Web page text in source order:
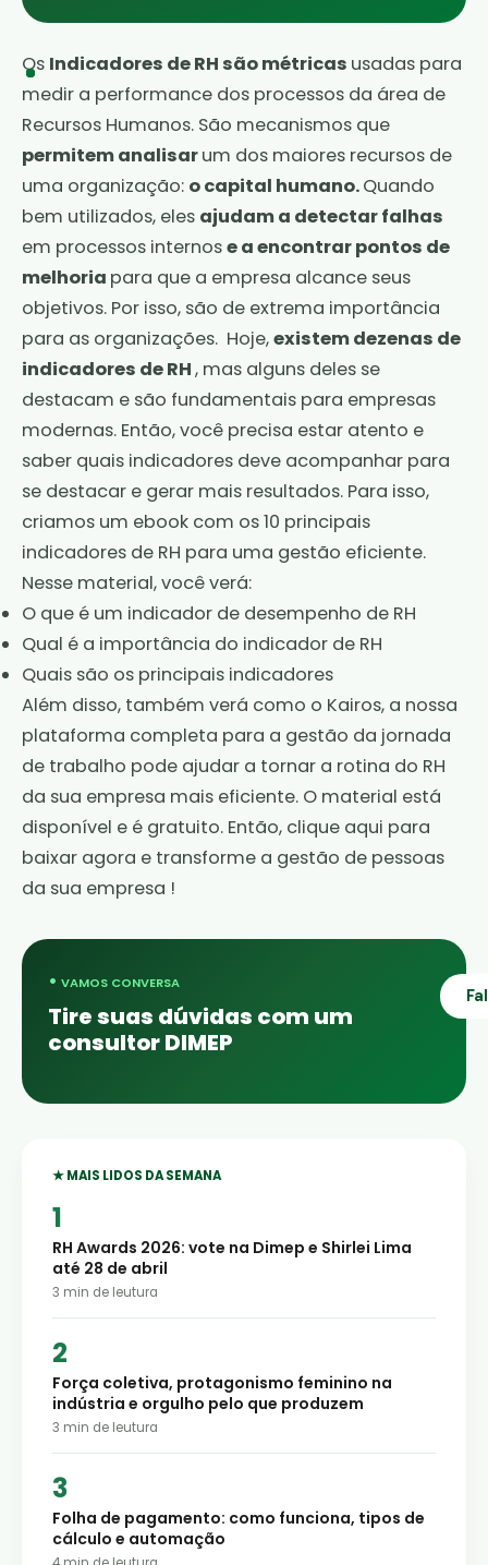
Os Indicadores de RH são métricas usadas para
medir a performance dos processos da área de
Recursos Humanos. São mecanismos que
permitem analisarum dos maiores recursos de
uma organização: o capital humano.Quando
bem utilizados, eles ajudam a detectar falhas
em processos internose a encontrar pontos de
melhoria para que a empresa alcance seus
objetivos. Por isso, são de extrema importância
para as organizações. Hoje,existem dezenas de
indicadores de RH, mas alguns deles se
destacam e são fundamentais para empresas
modernas. Então, você precisa estar atento e
saber quais indicadores deve acompanhar para
se destacar e gerar mais resultados. Para isso,
criamos um ebook com os 10 principais
indicadores de RH para uma gestão eficiente.
Nesse material, você verá:
O que é um indicador de desempenho de RH
Qual é a importância do indicador de RH
Quais são os principais indicadores
Além disso, também verá como o Kairos, a nossa
plataforma completa para a gestão da jornada
de trabalho pode ajudar a tornar a rotina do RH
da sua empresa mais eficiente. O material está
disponível e é gratuito. Então, clique aqui para
baixar agora e transforme a gestão de pessoas
da sua empresa !
• VAMOS CONVERSA
Tire suas dúvidas com um
consultor DIMEP
★ MAIS LIDOS DA SEMANA
RH Awards 2026: vote na Dimep e Shirlei Lima
até 28 de abril
3 min de leutura
Força coletiva, protagonismo feminino na
indústria e orgulho pelo que produzem
3 min de leutura
Folha de pagamento: como funciona, tipos de
cálculo e automação